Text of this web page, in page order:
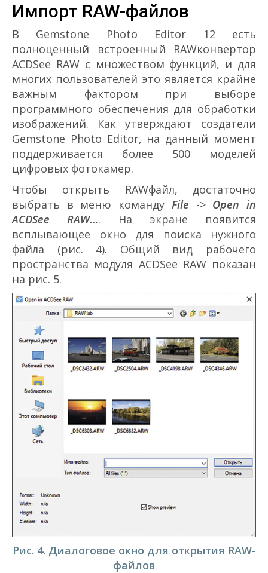
Импорт RAW-файлов
В Gemstone Photo Editor 12 есть
полноценный встроенный RAW­конвертор
ACDSee RAW с множеством функций, и для
многих пользователей это является крайне
важным фактором при выборе
программного обеспечения для обработки
изображений. Как утверждают создатели
Gemstone Photo Editor, на данный момент
поддерживается более 500 моделей
цифровых фотокамер.
Чтобы открыть RAW­файл, достаточно
выбрать в меню команду File ->Open in
ACDSee RAW…. На экране появится
всплывающее окно для поиска нужного
файла (рис. 4). Общий вид рабочего
пространства модуля ACDSee RAW показан
на рис. 5.
Рис. 4. Диалоговое окно для открытия RAW-
файлов